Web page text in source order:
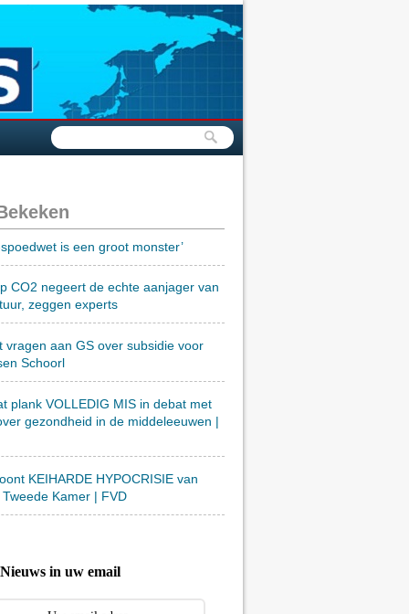
spoedwet is een groot monster’
CO2 negeert de echte aanjager van
zeggen experts
vragen aan GS over subsidie voor
Schoorl
plank VOLLEDIG MIS in debat met
gezondheid in de middeleeuwen |
KEIHARDE HYPOCRISIE van
Tweede Kamer | FVD
in uw email